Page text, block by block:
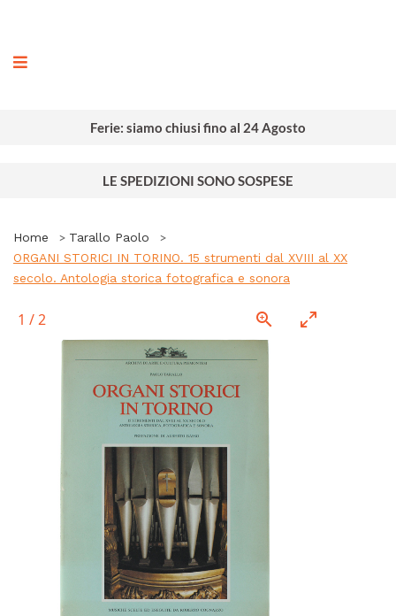
Ferie: siamo chiusi fino al 24 Agosto
LE SPEDIZIONI SONO SOSPESE
Home
Tarallo Paolo
ORGANI STORICI IN TORINO. 15 strumenti dal XVIII al XX
secolo. Antologia storica fotografica e sonora
1 /2